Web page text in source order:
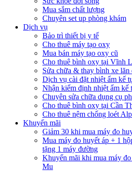
Mua sắm chất lượng
Chuyên set up phòng khám
Dịch vụ
Bảo trì thiết bị y tế
Cho thuê máy tạo oxy
Mua bán máy tạo oxy cũ
Cho thuê bình oxy tại Vĩnh
Sửa chữa & thay bình xe lăn
Dịch vụ cài đặt nhiệt ẩm kế
Nhận kiểm định nhiệt ẩm kế
Chuyên sửa chữa dụng cụ
Cho thuê bình oxy tại Cần
Cho thuê nệm chống loét
Khuyến mãi
Giảm 30 khi mua máy đo
Mua máy đo huyết áp + 1
tặng 1 máy đường
Khuyến mãi khi mua máy
Mu